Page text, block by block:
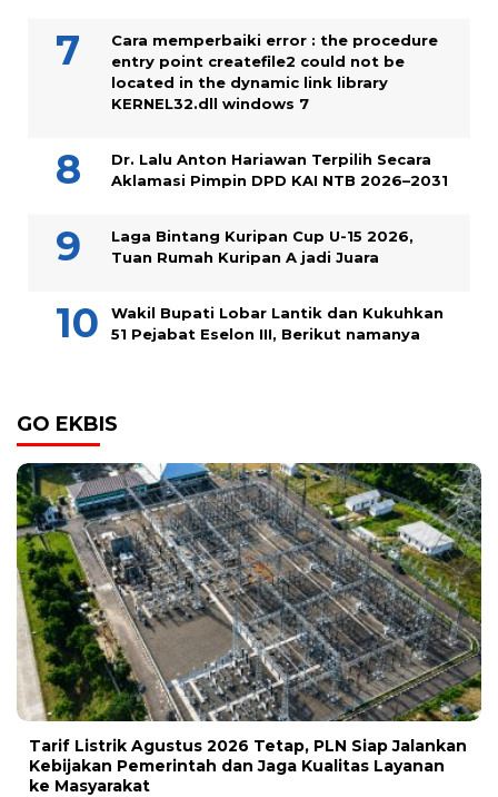
Cara memperbaiki error : the procedure
entry point createfile2 could not be
located in the dynamic link library
KERNEL32.dll windows 7
Dr. Lalu Anton Hariawan Terpilih Secara
Aklamasi Pimpin DPD KAI NTB 2026–2031
Laga Bintang Kuripan Cup U-15 2026,
Tuan Rumah Kuripan A jadi Juara
Wakil Bupati Lobar Lantik dan Kukuhkan
51 Pejabat Eselon III, Berikut namanya
GO EKBIS
Tarif Listrik Agustus 2026 Tetap, PLN Siap Jalankan
Kebijakan Pemerintah dan Jaga Kualitas Layanan
ke Masyarakat